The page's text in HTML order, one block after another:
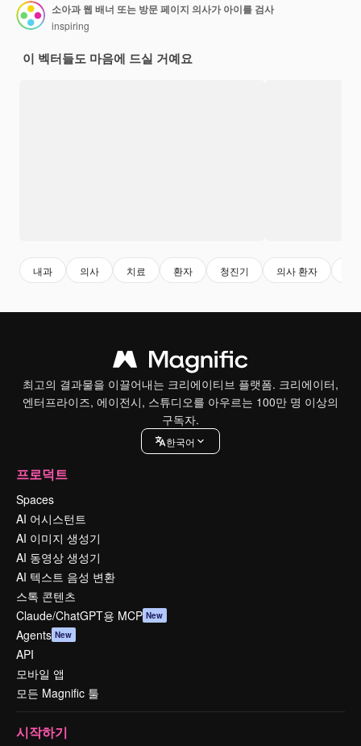
소아과 웹 배너 또는 방문 페이지 의사가 아이를 검사
inspiring
이 벡터들도 마음에 드실 거예요
내과 의사 치료 환자 청진기 의사 환자
최고의 결과물을 이끌어내는 크리에이티브 플랫폼. 크리에이터,
엔터프라이즈, 에이전시, 스튜디오를 아우르는 100만 명 이상의
구독자.
한국어
프로덕트
Spaces
AI 어시스턴트
AI 이미지 생성기
AI 동영상 생성기
AI 텍스트 음성 변환
스톡 콘텐츠
Claude/ChatGPT용 MCP New
Agents New
API
모바일 앱
모든 Magnific 툴
시작하기